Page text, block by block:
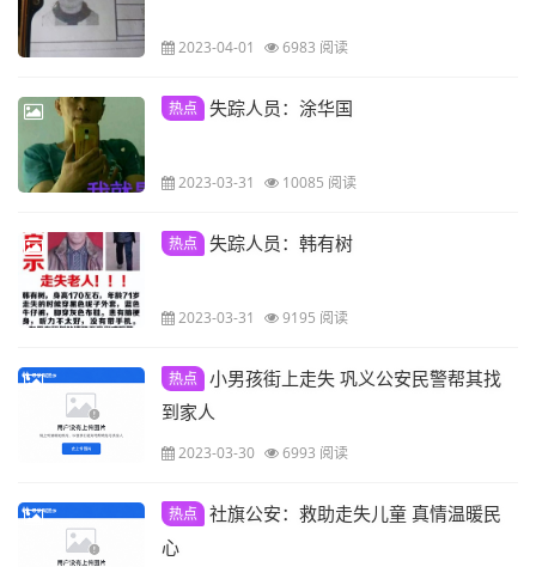
2023-04-01 6983 阅读
热点 失踪人员：涂华国
2023-03-31 10085 阅读
热点 失踪人员：韩有树
2023-03-31 9195 阅读
热点
小男孩街上走失 巩义公安民警帮其找
到家人
2023-03-30 6993 阅读
热点
社旗公安：救助走失儿童 真情温暖民
心